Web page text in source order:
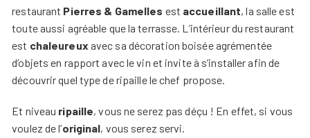
restaurant Pierres & Gamelles est accueillant, la salle est
toute aussi agréable que la terrasse. L’intérieur du restaurant
est chaleureux avec sa décoration boisée agrémentée
d’objets en rapport avec le vin et invite à s’installer afin de
découvrir quel type de ripaille le chef propose.
Et niveau ripaille, vous ne serez pas déçu ! En effet, si vous
voulez de l’original, vous serez servi.